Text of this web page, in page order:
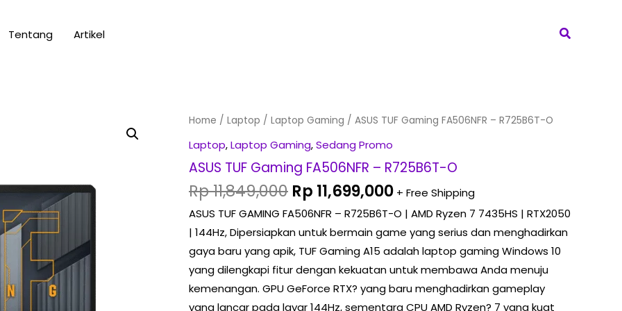
Tentang Artikel Search
Home / Laptop / Laptop Gaming / ASUS TUF Gaming FA506NFR – R725B6T-O
Laptop,Laptop Gaming,Sedang Promo
ASUS TUF Gaming FA506NFR – R725B6T-O
Rp11,849,000
Original
price
was:
Rp 11,849,000.
Rp 11,699,000
Current
is:
Rp 11,699,000.
+ Free Shipping
ASUS TUF GAMING FA506NFR – R725B6T-O | AMD Ryzen 7 7435HS | RTX2050
| 144Hz, Dipersiapkan untuk bermain game yang serius dan menghadirkan
gaya baru yang apik, TUF Gaming A15 adalah laptop gaming Windows 10
yang dilengkapi fitur dengan kekuatan untuk membawa Anda menuju
kemenangan. GPU GeForce RTX? yang baru menghadirkan gameplay
yang lancar pada layar 144Hz, sementara CPU AMD Ryzen? 7 yang kuat
ASUS
TUF
FA506NFR
-
R725B6T-
O
quantity